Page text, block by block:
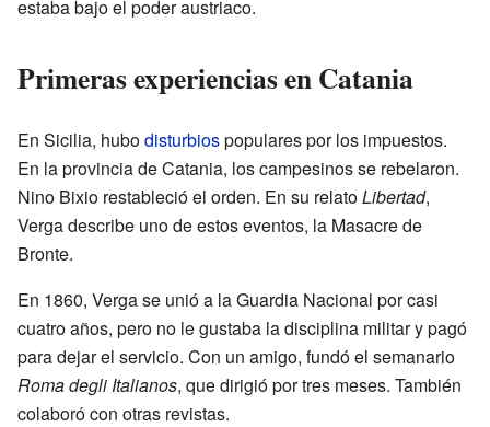
estaba bajo el poder austriaco.
Primeras experiencias en Catania
En Sicilia, hubodisturbiospopulares por los impuestos.
En la provincia de Catania, los campesinos se rebelaron.
Nino Bixio restableció el orden. En su relatoLibertad,
Verga describe uno de estos eventos, la Masacre de
Bronte.
En 1860, Verga se unió a la Guardia Nacional por casi
cuatro años, pero no le gustaba la disciplina militar y pagó
para dejar el servicio. Con un amigo, fundó el semanario
Roma degli Italianos, que dirigió por tres meses. También
colaboró con otras revistas.